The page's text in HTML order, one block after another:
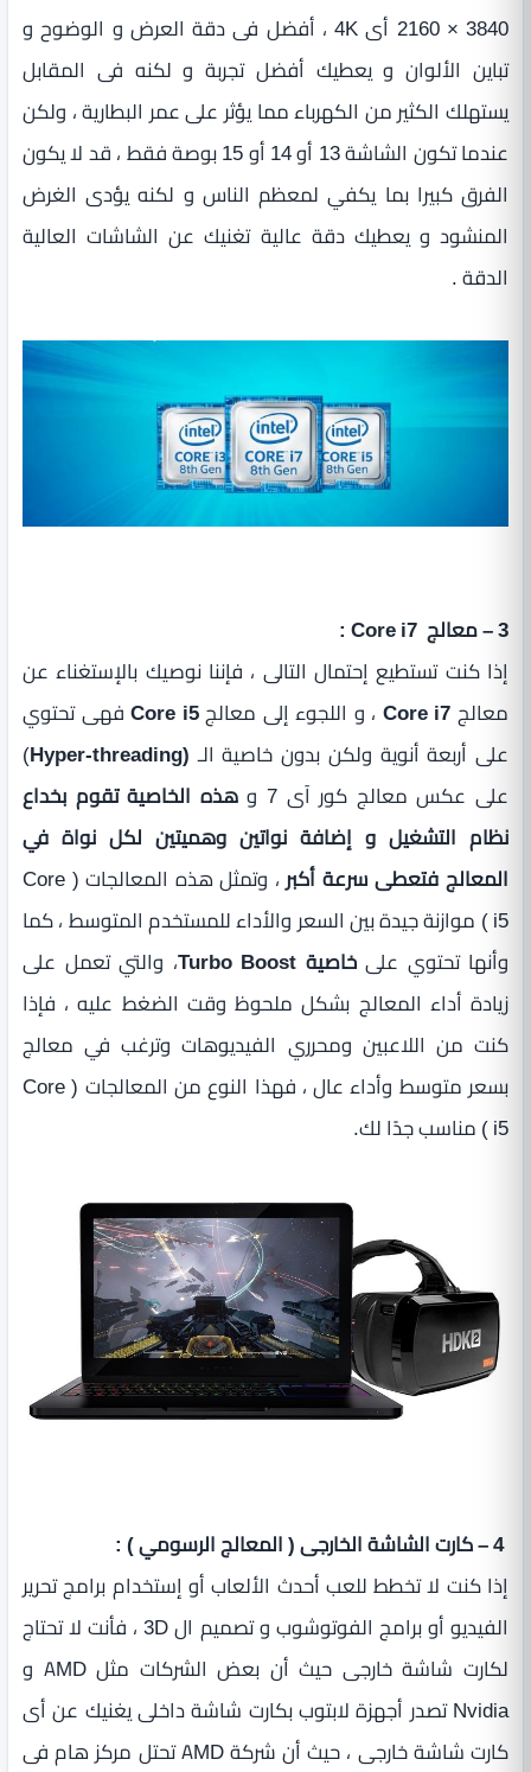
3840 × 2160 أى 4K ، أفضل فى دقة العرض و الوضوح و
تباين الألوان و يعطيك أفضل تجربة و لكنه فى المقابل
يستهلك الكثير من الكهرباء مما يؤثر على عمر البطارية ، ولكن
عندما تكون الشاشة 13 أو 14 أو 15 بوصة فقط ، قد لا يكون
الفرق كبيرا بما يكفي لمعظم الناس و لكنه يؤدى الغرض
المنشود و يعطيك دقة عالية تغنيك عن الشاشات العالية
الدقة .
3 – معالج Core i7 :
إذا كنت تستطيع إحتمال التالى ، فإننا نوصيك بالإستغناء عن
معالجCore i7 ، و اللجوء إلى معالجCore i5فهى تحتوي
على أربعة أنوية ولكن بدون خاصية الـ (Hyper-threading
)
على عكس معالج كور آى 7 و
هذه الخاصية تقوم بخداع
نظام التشغيل و إضافة نواتين وهميتين لكل نواة في
المعالج فتعطى سرعة أكبر
، وتمثل هذه المعالجات ( Core
i5 ) موازنة جيدة بين السعر والأداء للمستخدم المتوسط ، كما
وأنها تحتوي علىخاصية Turbo Boost
، والتي تعمل على
زيادة أداء المعالج بشكل ملحوظ وقت الضغط عليه ، فإذا
كنت من اللاعبين ومحرري الفيديوهات وترغب في معالج
بسعر متوسط وأداء عال ، فهذا النوع من المعالجات ( Core
i5 ) مناسب جدًا لك.
4 – كارت الشاشة الخارجى ( المعالج الرسومي ) :
إذا كنت لا تخطط للعب أحدث الألعاب أو إستخدام برامج تحرير
الفيديو أو برامج الفوتوشوب و تصميم ال 3D ، فأنت لا تحتاج
لكارت شاشة خارجى حيث أن بعض الشركات مثل AMD و
Nvidia تصدر أجهزة لابتوب بكارت شاشة داخلى يغنيك عن أى
كارت شاشة خارجى ، حيث أن شركة AMD تحتل مركز هام فى